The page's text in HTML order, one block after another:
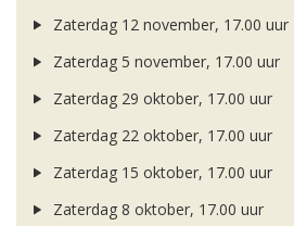
Zaterdag 12 november, 17.00 uur
Zaterdag 5 november, 17.00 uur
Zaterdag 29 oktober, 17.00 uur
Zaterdag 22 oktober, 17.00 uur
Zaterdag 15 oktober, 17.00 uur
Zaterdag 8 oktober, 17.00 uur